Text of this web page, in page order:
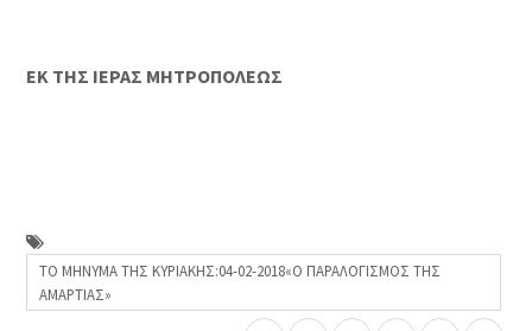
ΕΚ ΤΗΣ ΙΕΡΑΣ ΜΗΤΡΟΠΟΛΕΩΣ
ΤΟ ΜΗΝΥΜΑ ΤΗΣ ΚΥΡΙΑΚΗΣ:04-02-2018«Ο ΠΑΡΑΛΟΓΙΣΜΟΣ ΤΗΣ
ΑΜΑΡΤΙΑΣ»